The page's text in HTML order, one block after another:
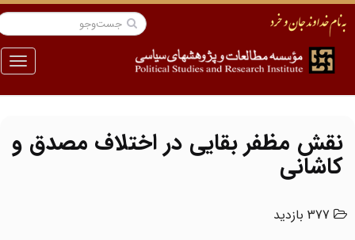
منو
نقش مظفر بقایی در اختلاف مصدق و
کاشانی
377 بازدید